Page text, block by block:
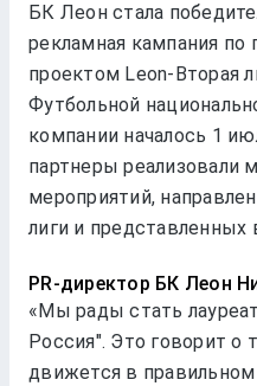
БК Леон стала
рекламная кампания по
проектом Leon-Вторая
Футбольной
компании началось 1
партнеры
мероприятий,
лиги и представленных
PR-директор БК Леон
«Мы рады стать
Россия". Это говорит о
движется в правильном